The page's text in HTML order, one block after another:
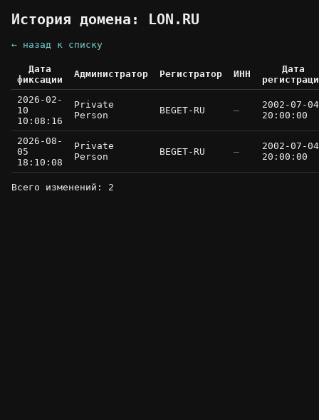
История домена: LON.RU
← назад к списку
Дата
фиксации
Администратор Регистратор ИНН
Дата
2026-02-
10
10:08:16
Private
Person
BEGET-RU —
2002-07-04
20:00:00
2026-08-
05
18:10:08
Private
Person
BEGET-RU —
2002-07-04
20:00:00
Всего изменений: 2